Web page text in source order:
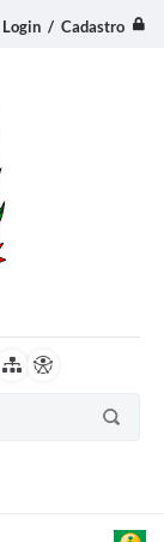
Login / Cadastro